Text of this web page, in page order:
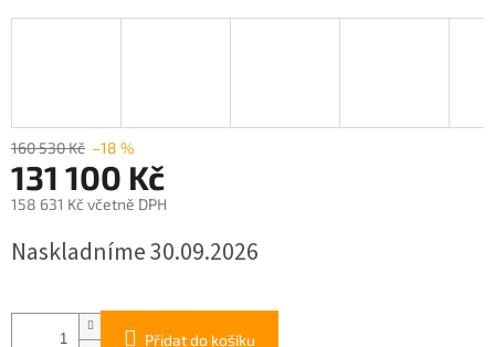
160 530 Kč –18 %
131 100 Kč
158 631 Kč včetně DPH
cena:
Naskladníme 30.09.2026
Přidat do košíku